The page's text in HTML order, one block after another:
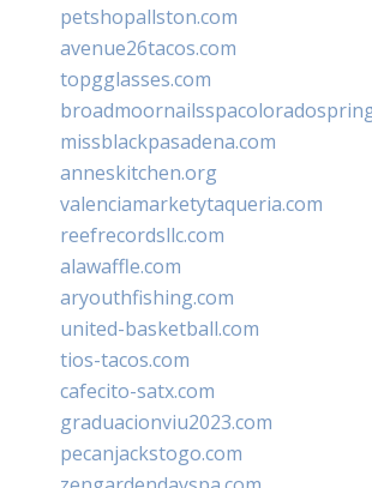
petshopallston.com
avenue26tacos.com
topgglasses.com
missblackpasadena.com
anneskitchen.org
valenciamarketytaqueria.com
reefrecordsllc.com
alawaffle.com
aryouthfishing.com
united-basketball.com
tios-tacos.com
cafecito-satx.com
graduacionviu2023.com
pecanjackstogo.com